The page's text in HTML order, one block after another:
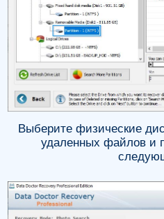
Выберите физические
удаленных файлов и